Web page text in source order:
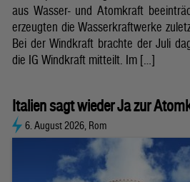
aus Wasser- und Atomkraft
erzeugten die Wasserkraftwerke
Bei der Windkraft brachte der Juli
die IG Windkraft mitteilt. Im […]
Italien sagt wieder Ja zur
6. August 2026, Rom